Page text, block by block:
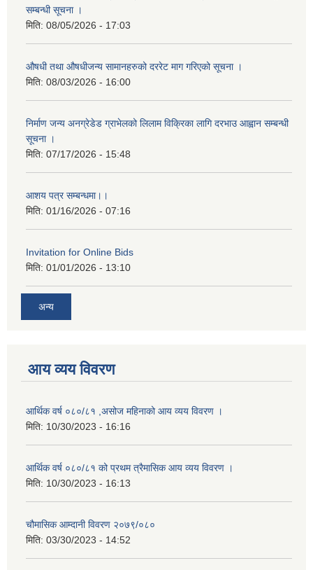
सम्बन्धी सूचना ।
मिति: 08/05/2026 - 17:03
औषधी तथा औषधीजन्य सामानहरुको दररेट माग गरिएको सूचना ।
मिति: 08/03/2026 - 16:00
निर्माण जन्य अनग्रेडेड ग्राभेलको लिलाम विक्रिका लागि दरभाउ आह्वान सम्बन्धी
सूचना ।
मिति: 07/17/2026 - 15:48
आशय पत्र सम्बन्धमा।।
मिति: 01/16/2026 - 07:16
Invitation for Online Bids
मिति: 01/01/2026 - 13:10
अन्य
आय व्यय विवरण
आर्थिक वर्ष ०८०/८१ ,असोज महिनाको आय व्यय विवरण ।
मिति: 10/30/2023 - 16:16
आर्थिक वर्ष ०८०/८१ को प्रथम त्रैमासिक आय व्यय विवरण ।
मिति: 10/30/2023 - 16:13
चौमासिक आम्दानी विवरण २०७९/०८०
मिति: 03/30/2023 - 14:52